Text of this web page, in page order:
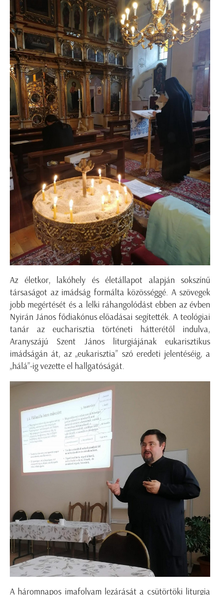
Az életkor, lakóhely és életállapot alapján sokszínű
társaságot az imádság formálta közösséggé. A szövegek
jobb megértését és a lelki ráhangolódást ebben az évben
Nyirán János fődiakónus előadásai segítették. A teológiai
tanár az eucharisztia történeti hátterétől indulva,
Aranyszájú Szent János liturgiájának eukarisztikus
imádságán át, az „eukarisztia” szó eredeti jelentéséig, a
„hálá”-ig vezette el hallgatóságát.
A háromnapos imafolyam lezárását a csütörtöki liturgia